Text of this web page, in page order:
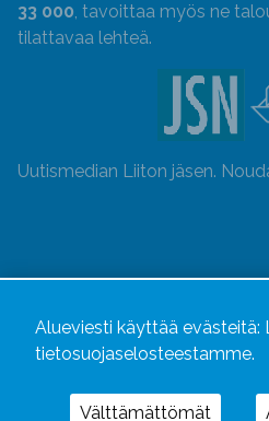
33 000, tavoittaa myös ne
tilattavaa lehteä.
Uutismedian Liiton jäsen.
Alueviesti käyttää evästeitä:
tietosuojaselosteestamme.
Välttämättömät